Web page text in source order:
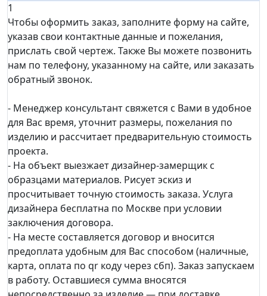
1
Чтобы оформить заказ, заполните форму на сайте,
указав свои контактные данные и пожелания,
прислать свой чертеж. Также Вы можете позвонить
нам по телефону, указанному на сайте, или заказать
обратный звонок.
- Менеджер консультант свяжется с Вами в удобное
для Вас время, уточнит размеры, пожелания по
изделию и рассчитает предварительную стоимость
проекта.
- На объект выезжает дизайнер-замерщик с
образцами материалов. Рисует эскиз и
просчитывает точную стоимость заказа. Услуга
дизайнера бесплатна по Москве при условии
заключения договора.
- На месте составляется договор и вносится
предоплата удобным для Вас способом (наличные,
карта, оплата по qr коду через сбп). Заказ запускаем
в работу. Оставшиеся сумма вносятся